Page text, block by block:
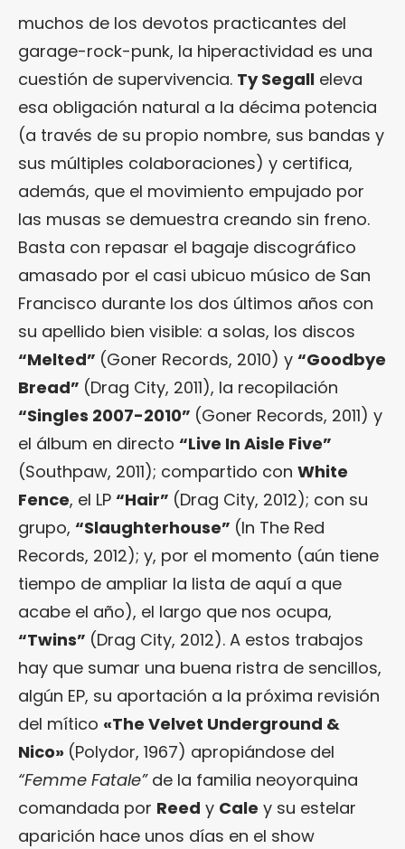
muchos de los devotos practicantes del
garage-rock-punk, la hiperactividad es una
cuestión de supervivencia. Ty Segall eleva
esa obligación natural a la décima potencia
(a través de su propio nombre, sus bandas y
sus múltiples colaboraciones) y certifica,
además, que el movimiento empujado por
las musas se demuestra creando sin freno.
Basta con repasar el bagaje discográfico
amasado por el casi ubicuo músico de San
Francisco durante los dos últimos años con
su apellido bien visible: a solas, los discos
“Melted” (Goner Records, 2010) y “Goodbye
Bread” (Drag City, 2011), la recopilación
“Singles 2007-2010” (Goner Records, 2011) y
el álbum en directo “Live In Aisle Five”
(Southpaw, 2011); compartido con White
Fence, el LP “Hair” (Drag City, 2012); con su
grupo, “Slaughterhouse” (In The Red
Records, 2012); y, por el momento (aún tiene
tiempo de ampliar la lista de aquí a que
acabe el año), el largo que nos ocupa,
“Twins” (Drag City, 2012). A estos trabajos
hay que sumar una buena ristra de sencillos,
algún EP, su aportación a la próxima revisión
del mítico «The Velvet Underground &
Nico» (Polydor, 1967) apropiándose del
“Femme Fatale” de la familia neoyorquina
comandada por Reed y Cale y su estelar
aparición hace unos días en el show